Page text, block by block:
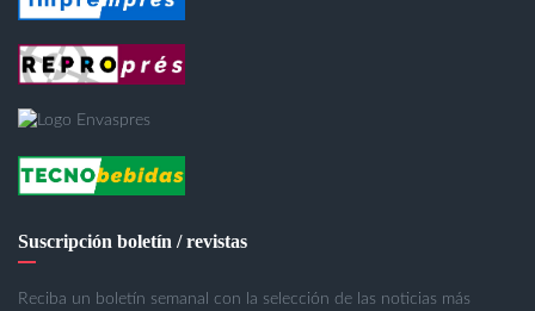
Suscripción boletín / revistas
Reciba un boletín semanal con la selección de las noticias más